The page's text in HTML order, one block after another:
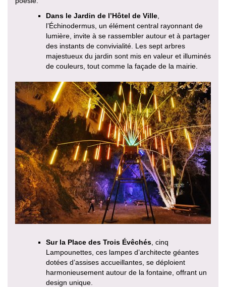
Dans le Jardin de l’Hôtel de Ville
l’Échinodermus, un élément central rayonnant de
lumière, invite à se rassembler autour et à partager
des instants de convivialité. Les sept arbres
majestueux du jardin sont mis en valeur et illuminés
de couleurs, tout comme la façade de la mairie.
Sur la Place des Trois Évêchés , cinq
Lampounettes, ces lampes d’architecte géantes
dotées d’assises accueillantes, se déploient
harmonieusement autour de la fontaine, offrant un
design unique.